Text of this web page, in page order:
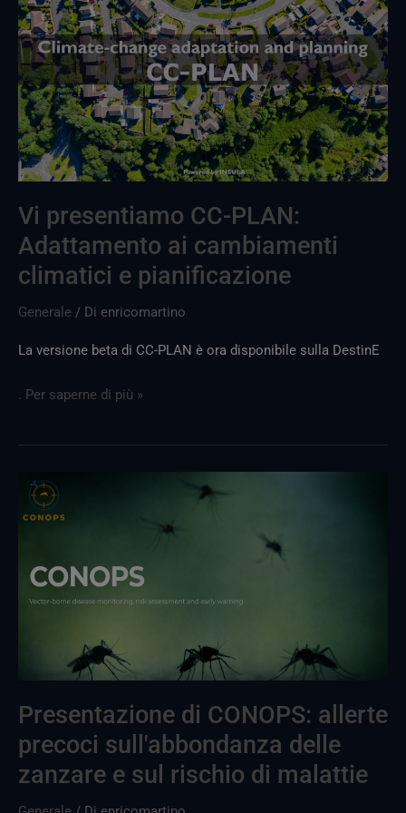
Vi presentiamo CC-PLAN:
Adattamento ai cambiamenti
climatici e pianificazione
Generale / Di enricomartino
La versione beta di CC-PLAN è ora disponibile sulla DestinE
presentiamo
CC-
PLAN:
Adattamento
ai
cambiamenti
climatici
e
pianificazione
. Per saperne di più »
Presentazione di CONOPS: allerte
precoci sull'abbondanza delle
zanzare e sul rischio di malattie
Presentazione
precoci
sull'abbondanza
sul
rischio
di
malattie